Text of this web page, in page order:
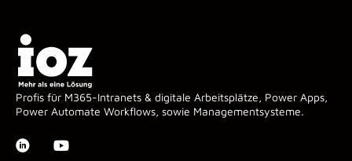
Profis für M365-Intranets & digitale Arbeitsplätze, Power Apps,
Power Automate Workflows, sowie Managementsysteme.